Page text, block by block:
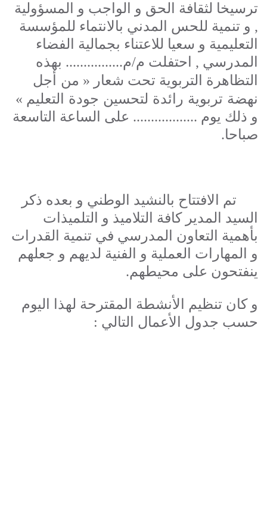
ترسيخا لثقافة الحق و الواجب و المسؤولية
, و تنمية للحس المدني بالانتماء للمؤسسة
التعليمية و سعيا للاعتناء بجمالية الفضاء
المدرسي , احتفلت م/م................ بهذه
التظاهرة التربوية تحت شعار « من أجل
نهضة تربوية رائدة لتحسين جودة التعليم »
و ذلك يوم .................. على الساعة التاسعة
صباحا.
تم الافتتاح بالنشيد الوطني و بعده ذكر
السيد المدير كافة التلاميذ و التلميذات
بأهمية التعاون المدرسي في تنمية القدرات
و المهارات العملية و الفنية لديهم و جعلهم
ينفتحون على محيطهم.
و كان تنظيم الأنشطة المقترحة لهذا اليوم
حسب جدول الأعمال التالي :